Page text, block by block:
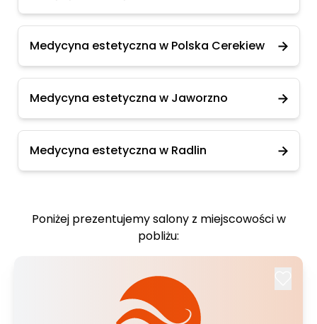
Medycyna estetyczna w Polska Cerekiew
Medycyna estetyczna w Jaworzno
Medycyna estetyczna w Radlin
Poniżej prezentujemy salony z miejscowości w
pobliżu: